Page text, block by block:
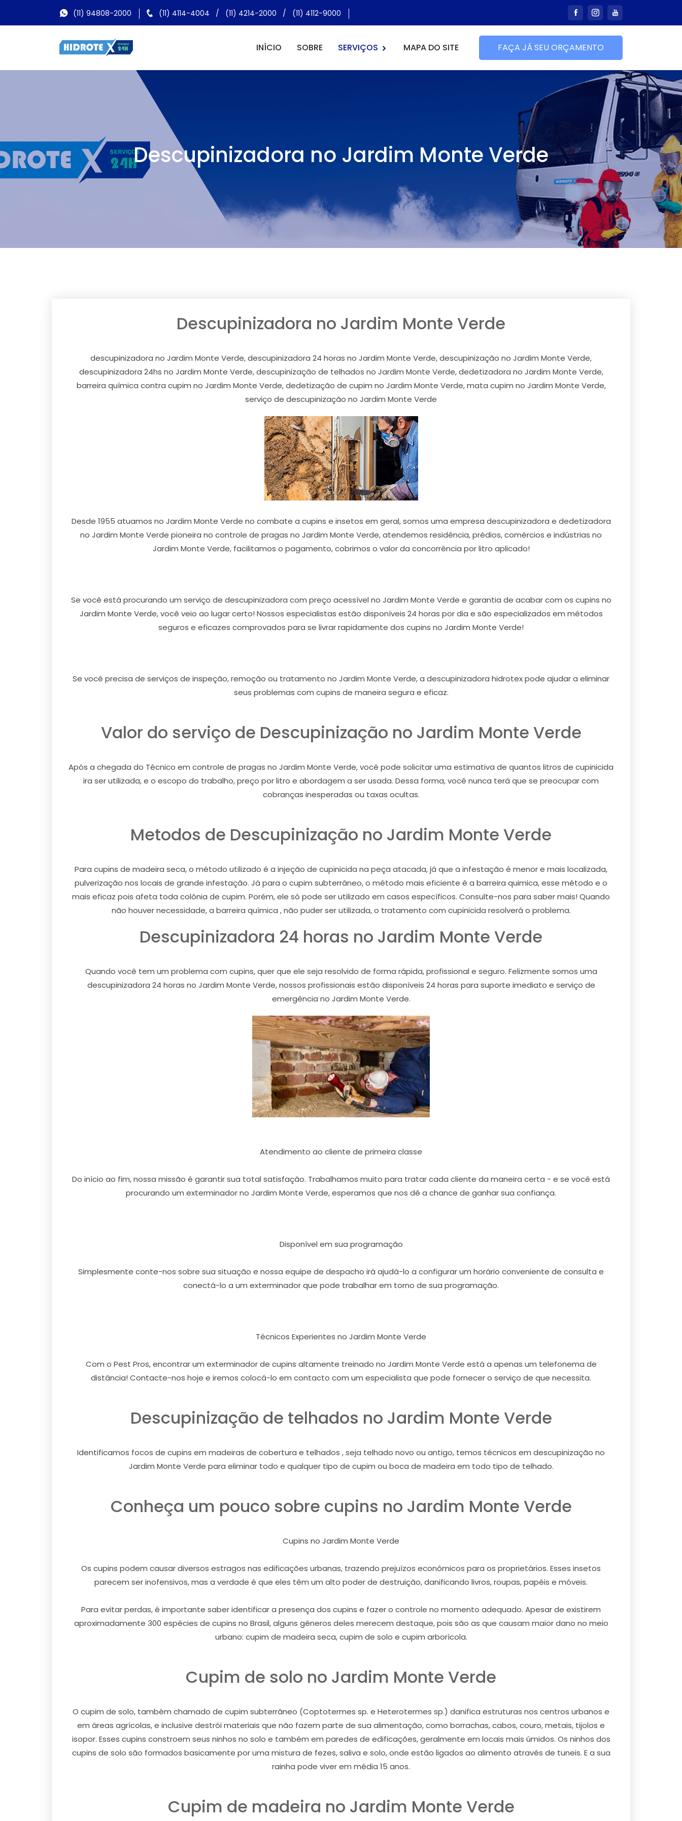
(11) 94808-2000 (11) 4114-4004 / (11) 4214-2000 / (11) 4112-9000
INÍCIO SOBRE SERVIÇOS MAPA DO SITE FAÇA JÁ SEU ORÇAMENTO
Descupinizadora no Jardim Monte Verde
Descupinizadora no Jardim Monte Verde
descupinizadora no Jardim Monte Verde, descupinizadora 24 horas no Jardim Monte Verde, descupinização no Jardim Monte Verde,
descupinizadora 24hs no Jardim Monte Verde, descupinização de telhados no Jardim Monte Verde, dedetizadora no Jardim Monte Verde,
barreira química contra cupim no Jardim Monte Verde, dedetização de cupim no Jardim Monte Verde, mata cupim no Jardim Monte Verde,
serviço de descupinização no Jardim Monte Verde
Desde 1955 atuamos no Jardim Monte Verde no combate a cupins e insetos em geral, somos uma empresa descupinizadora e dedetizadora
no Jardim Monte Verde pioneira no controle de pragas no Jardim Monte Verde, atendemos residência, prédios, comércios e indústrias no
Jardim Monte Verde, facilitamos o pagamento, cobrimos o valor da concorrência por litro aplicado!
Se você está procurando um serviço de descupinizadora com preço acessível no Jardim Monte Verde e garantia de acabar com os cupins no
Jardim Monte Verde, você veio ao lugar certo! Nossos especialistas estão disponíveis 24 horas por dia e são especializados em métodos
seguros e eficazes comprovados para se livrar rapidamente dos cupins no Jardim Monte Verde!
Se você precisa de serviços de inspeção, remoção ou tratamento no Jardim Monte Verde, a descupinizadora hidrotex pode ajudar a eliminar
seus problemas com cupins de maneira segura e eficaz.
Valor do serviço de Descupinização no Jardim Monte Verde
Após a chegada do Técnico em controle de pragas no Jardim Monte Verde, você pode solicitar uma estimativa de quantos litros de cupinicida
ira ser utilizada, e o escopo do trabalho, preço por litro e abordagem a ser usada. Dessa forma, você nunca terá que se preocupar com
cobranças inesperadas ou taxas ocultas.
Metodos de Descupinização no Jardim Monte Verde
Para cupins de madeira seca, o método utilizado é a injeção de cupinicida na peça atacada, já que a infestação é menor e mais localizada,
pulverização nos locais de grande infestação. Já para o cupim subterrâneo, o método mais eficiente é a barreira quimica, esse método e o
mais eficaz pois afeta toda colônia de cupim. Porém, ele só pode ser utilizado em casos específicos. Consulte-nos para saber mais! Quando
não houver necessidade, a barreira química , não puder ser utilizada, o tratamento com cupinicida resolverá o problema.
Descupinizadora 24 horas no Jardim Monte Verde
Quando você tem um problema com cupins, quer que ele seja resolvido de forma rápida, profissional e seguro. Felizmente somos uma
descupinizadora 24 horas no Jardim Monte Verde, nossos profissionais estão disponíveis 24 horas para suporte imediato e serviço de
emergência no Jardim Monte Verde.
Atendimento ao cliente de primeira classe
Do início ao fim, nossa missão é garantir sua total satisfação. Trabalhamos muito para tratar cada cliente da maneira certa - e se você está
procurando um exterminador no Jardim Monte Verde, esperamos que nos dê a chance de ganhar sua confiança.
Disponível em sua programação
Simplesmente conte-nos sobre sua situação e nossa equipe de despacho irá ajudá-lo a configurar um horário conveniente de consulta e
conectá-lo a um exterminador que pode trabalhar em torno de sua programação.
Técnicos Experientes no Jardim Monte Verde
Com o Pest Pros, encontrar um exterminador de cupins altamente treinado no Jardim Monte Verde está a apenas um telefonema de
distância! Contacte-nos hoje e iremos colocá-lo em contacto com um especialista que pode fornecer o serviço de que necessita.
Descupinização de telhados no Jardim Monte Verde
Identificamos focos de cupins em madeiras de cobertura e telhados , seja telhado novo ou antigo, temos técnicos em descupinização no
Jardim Monte Verde para eliminar todo e qualquer tipo de cupim ou boca de madeira em todo tipo de telhado.
Conheça um pouco sobre cupins no Jardim Monte Verde
Cupins no Jardim Monte Verde
Os cupins podem causar diversos estragos nas edificações urbanas, trazendo prejuízos econômicos para os proprietários. Esses insetos
parecem ser inofensivos, mas a verdade é que eles têm um alto poder de destruição, danificando livros, roupas, papéis e móveis.
Para evitar perdas, é importante saber identificar a presença dos cupins e fazer o controle no momento adequado. Apesar de existirem
aproximadamente 300 espécies de cupins no Brasil, alguns gêneros deles merecem destaque, pois são as que causam maior dano no meio
urbano: cupim de madeira seca, cupim de solo e cupim arborícola.
Cupim de solo no Jardim Monte Verde
O cupim de solo, também chamado de cupim subterrâneo (Coptotermes sp. e Heterotermes sp.) danifica estruturas nos centros urbanos e
em áreas agrícolas, e inclusive destrói materiais que não fazem parte de sua alimentação, como borrachas, cabos, couro, metais, tijolos e
isopor. Esses cupins constroem seus ninhos no solo e também em paredes de edificações, geralmente em locais mais úmidos. Os ninhos dos
cupins de solo são formados basicamente por uma mistura de fezes, saliva e solo, onde estão ligados ao alimento através de tuneis. E a sua
rainha pode viver em média 15 anos.
Cupim de madeira no Jardim Monte Verde